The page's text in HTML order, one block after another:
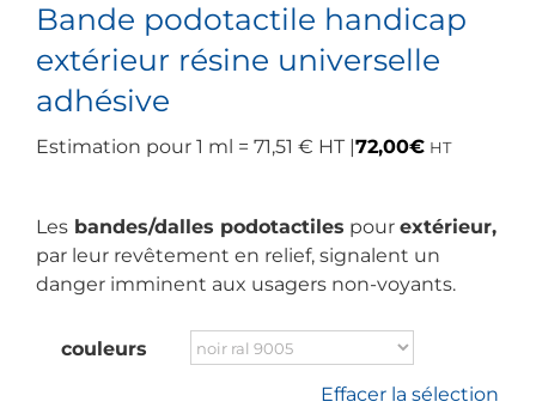
Bande podotactile handicap
extérieur résine universelle
adhésive
Estimation pour 1 ml = 71,51 € HT | 72,00€ HT
Les bandes/dalles podotactiles pour extérieur,
par leur revêtement en relief, signalent un
danger imminent aux usagers non-voyants.
couleurs
Effacer la sélection